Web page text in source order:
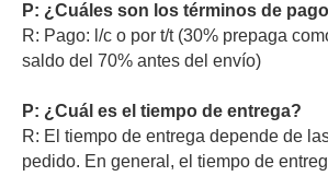
P: ¿Cuáles son los términos de
R: Pago: l/c o por t/t (30% prepaga
saldo del 70% antes del envío)
P: ¿Cuál es el tiempo de entrega?
R: El tiempo de entrega depende de
pedido. En general, el tiempo de